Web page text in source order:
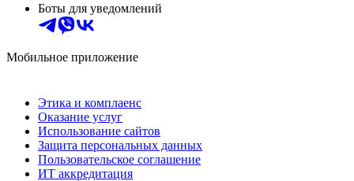
Боты для уведомлений
Мобильное приложение
Этика и комплаенс
Оказание услуг
Использование сайтов
Защита персональных данных
Пользовательское соглашение
ИТ аккредитация